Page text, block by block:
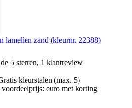
lamellen zand (kleurnr. 22388)
5 sterren, 1 klantreview
kleurstalen (max. 5)
euro met korting